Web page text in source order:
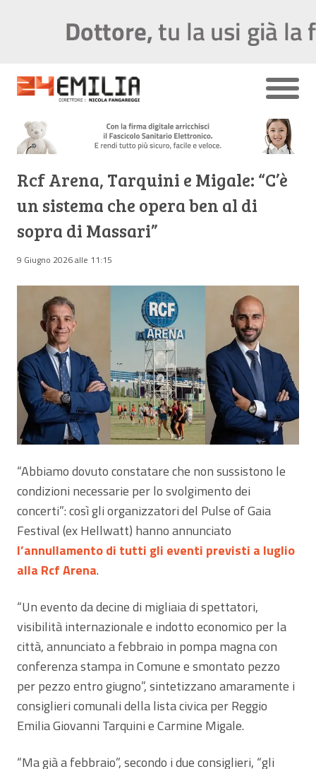
Rcf Arena, Tarquini e Migale: “C’è
un sistema che opera ben al di
sopra di Massari”
9 Giugno 2026 alle 11:15
“Abbiamo dovuto constatare che non sussistono le
condizioni necessarie per lo svolgimento dei
concerti”: così gli organizzatori del Pulse of Gaia
Festival (ex Hellwatt) hanno annunciato
l’annullamento di tutti gli eventi previsti a luglio
alla Rcf Arena.
“Un evento da decine di migliaia di spettatori,
visibilità internazionale e indotto economico per la
città, annunciato a febbraio in pompa magna con
conferenza stampa in Comune e smontato pezzo
per pezzo entro giugno”, sintetizzano amaramente i
consiglieri comunali della lista civica per Reggio
Emilia Giovanni Tarquini e Carmine Migale.
“Ma già a febbraio”, secondo i due consiglieri, “gli